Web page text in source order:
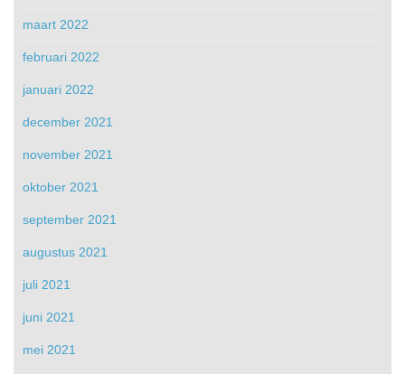
maart 2022
februari 2022
januari 2022
december 2021
november 2021
oktober 2021
september 2021
augustus 2021
juli 2021
juni 2021
mei 2021